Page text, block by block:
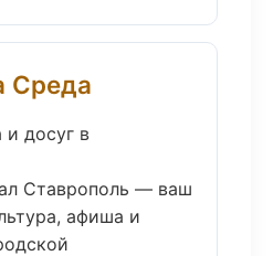
Среда
и досуг в
Ставрополь — ваш
афиша и